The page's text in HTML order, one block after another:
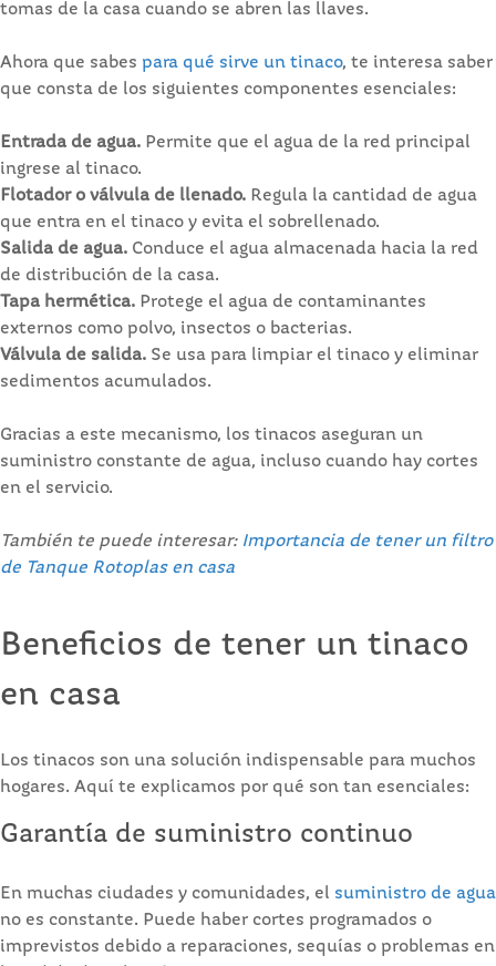
tomas de la casa cuando se abren las llaves.
Ahora que sabes para qué sirve un tinaco, te interesa saber
que consta de los siguientes componentes esenciales:
Entrada de agua. Permite que el agua de la red principal
ingrese al tinaco.
Flotador o válvula de llenado. Regula la cantidad de agua
que entra en el tinaco y evita el sobrellenado.
Salida de agua. Conduce el agua almacenada hacia la red
de distribución de la casa.
Tapa hermética. Protege el agua de contaminantes
externos como polvo, insectos o bacterias.
Válvula de salida. Se usa para limpiar el tinaco y eliminar
sedimentos acumulados.
Gracias a este mecanismo, los tinacos aseguran un
suministro constante de agua, incluso cuando hay cortes
en el servicio.
También te puede interesar: Importancia de tener un filtro
de Tanque Rotoplas en casa
Beneficios de tener un tinaco
en casa
Los tinacos son una solución indispensable para muchos
hogares. Aquí te explicamos por qué son tan esenciales:
Garantía de suministro continuo
En muchas ciudades y comunidades, el suministro de agua
no es constante. Puede haber cortes programados o
imprevistos debido a reparaciones, sequías o problemas en